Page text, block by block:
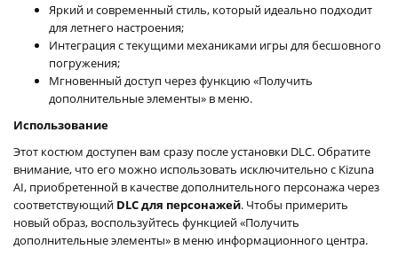
Яркий и современный стиль, который идеально подходит
для летнего настроения;
Интеграция с текущими механиками игры для бесшовного
погружения;
Мгновенный доступ через функцию «Получить
дополнительные элементы» в меню.
Использование
Этот костюм доступен вам сразу после установки DLC. Обратите
внимание, что его можно использовать исключительно с Kizuna
AI, приобретенной в качестве дополнительного персонажа через
соответствующий DLC для персонажей. Чтобы примерить
новый образ, воспользуйтесь функцией «Получить
дополнительные элементы» в меню информационного центра.